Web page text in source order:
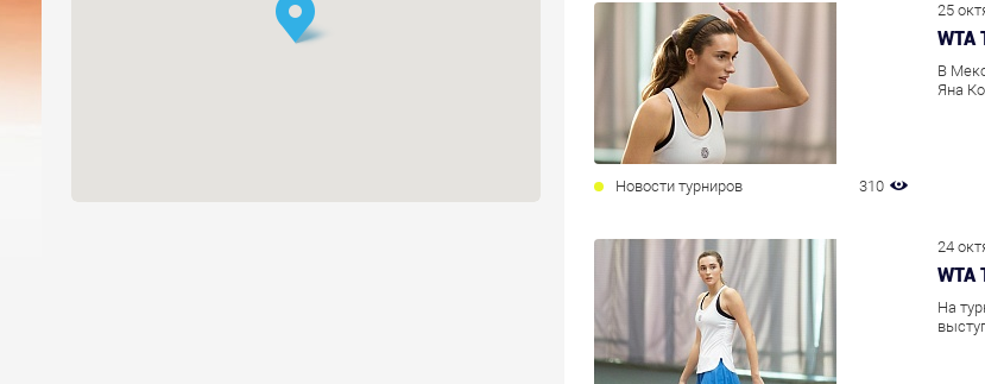
Новости турниров 310
25
WTA
В
Яна
24
WTA
На